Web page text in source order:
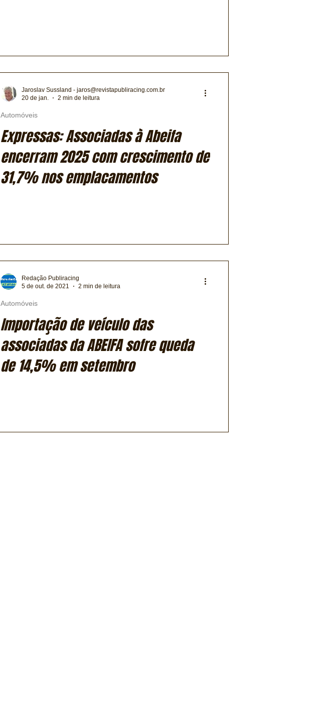
Expressas: Associadas à Abeifa
encerram 2025 com crescimento de
31,7% nos emplacamentos
Automóveis
Jaroslav Sussland - jaros@revistapubliracing.com.br
20 de jan.
2 min de leitura
Importação de veículo das
associadas da ABEIFA sofre queda
de 14,5% em setembro
Automóveis
Redação Publiracing
5 de out. de 2021
2 min de leitura